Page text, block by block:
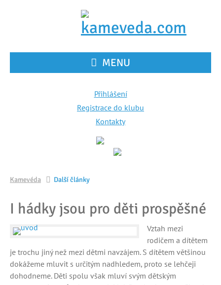
MENU
Přihlášení
Registrace do klubu
Kontakty
Kamevéda Další články
I hádky jsou pro děti prospěšné
Vztah mezi
rodičem a dítětem
je trochu jiný než mezi dětmi navzájem. S dítětem většinou
dokážeme mluvit s určitým nadhledem, proto se lehčeji
dohodneme. Děti spolu však mluví svým dětským